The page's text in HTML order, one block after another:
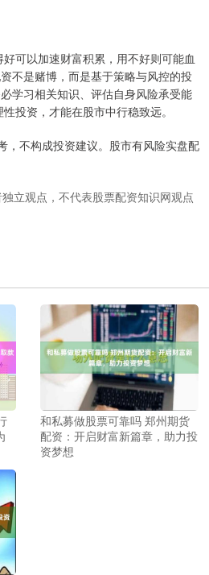
可以加速财富积累，用不好则可能血
不是赌博，而是基于策略与风控的投
学习相关知识、评估自身风险承受能
投资，才能在股市中行稳致远。
，不构成投资建议。股市有风险实盘配
立观点，不代表股票配资知识网观点
和私募做股票可靠吗 郑州期货
配资：开启财富新篇章，助力投
资梦想